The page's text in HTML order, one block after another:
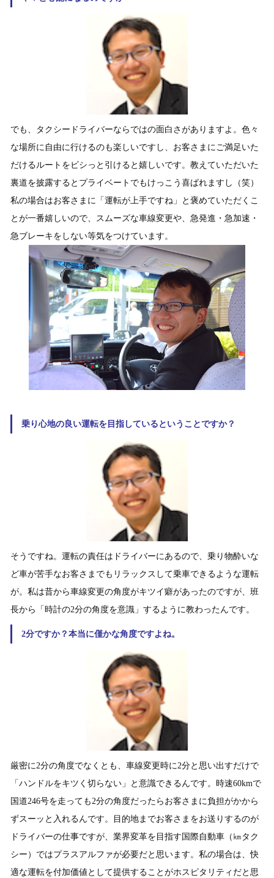
でも、タクシードライバーならではの面白さがありますよ。色々
な場所に自由に行けるのも楽しいですし、お客さまにご満足いた
だけるルートをビシっと引けると嬉しいです。教えていただいた
裏道を披露するとプライベートでもけっこう喜ばれますし（笑）
私の場合はお客さまに「運転が上手ですね」と褒めていただくこ
とが一番嬉しいので、スムーズな車線変更や、急発進・急加速・
急ブレーキをしない等気をつけています。
乗り心地の良い運転を目指しているということですか？
そうですね。運転の責任はドライバーにあるので、乗り物酔いな
ど車が苦手なお客さまでもリラックスして乗車できるような運転
が。私は昔から車線変更の角度がキツイ癖があったのですが、班
長から「時計の2分の角度を意識」するように教わったんです。
2分ですか？本当に僅かな角度ですよね。
厳密に2分の角度でなくとも、車線変更時に2分と思い出すだけで
「ハンドルをキツく切らない」と意識できるんです。時速60kmで
国道246号を走っても2分の角度だったらお客さまに負担がかから
ずスーッと入れるんです。目的地までお客さまをお送りするのが
ドライバーの仕事ですが、業界変革を目指す国際自動車（㎞タク
シー）ではプラスアルファが必要だと思います。私の場合は、快
適な運転を付加価値として提供することがホスピタリティだと思